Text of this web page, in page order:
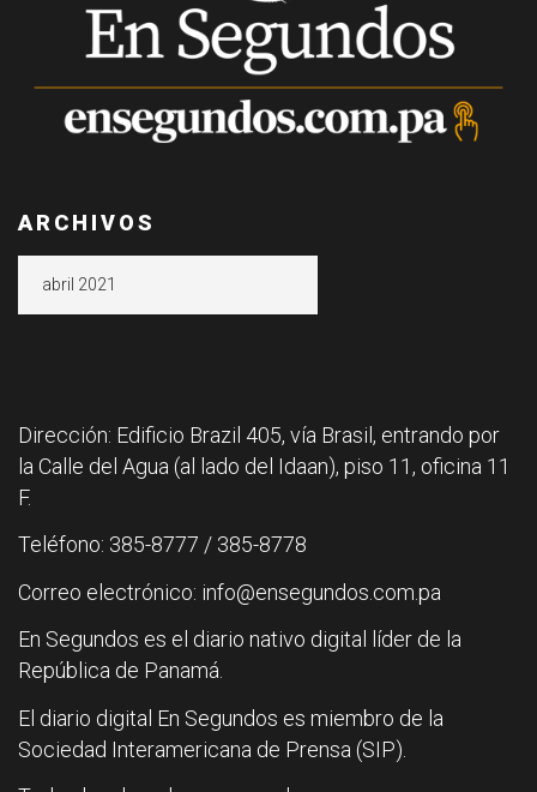
ARCHIVOS
Dirección: Edificio Brazil 405, vía Brasil, entrando por
la Calle del Agua (al lado del Idaan), piso 11, oficina 11
F.
Teléfono: 385-8777 / 385-8778
Correo electrónico: info@ensegundos.com.pa
En Segundos es el diario nativo digital líder de la
República de Panamá.
El diario digital En Segundos es miembro de la
Sociedad Interamericana de Prensa (SIP).